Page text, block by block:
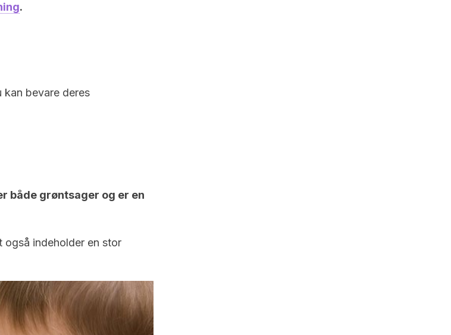
.
bevare deres
både grøntsager og er en
også indeholder en stor